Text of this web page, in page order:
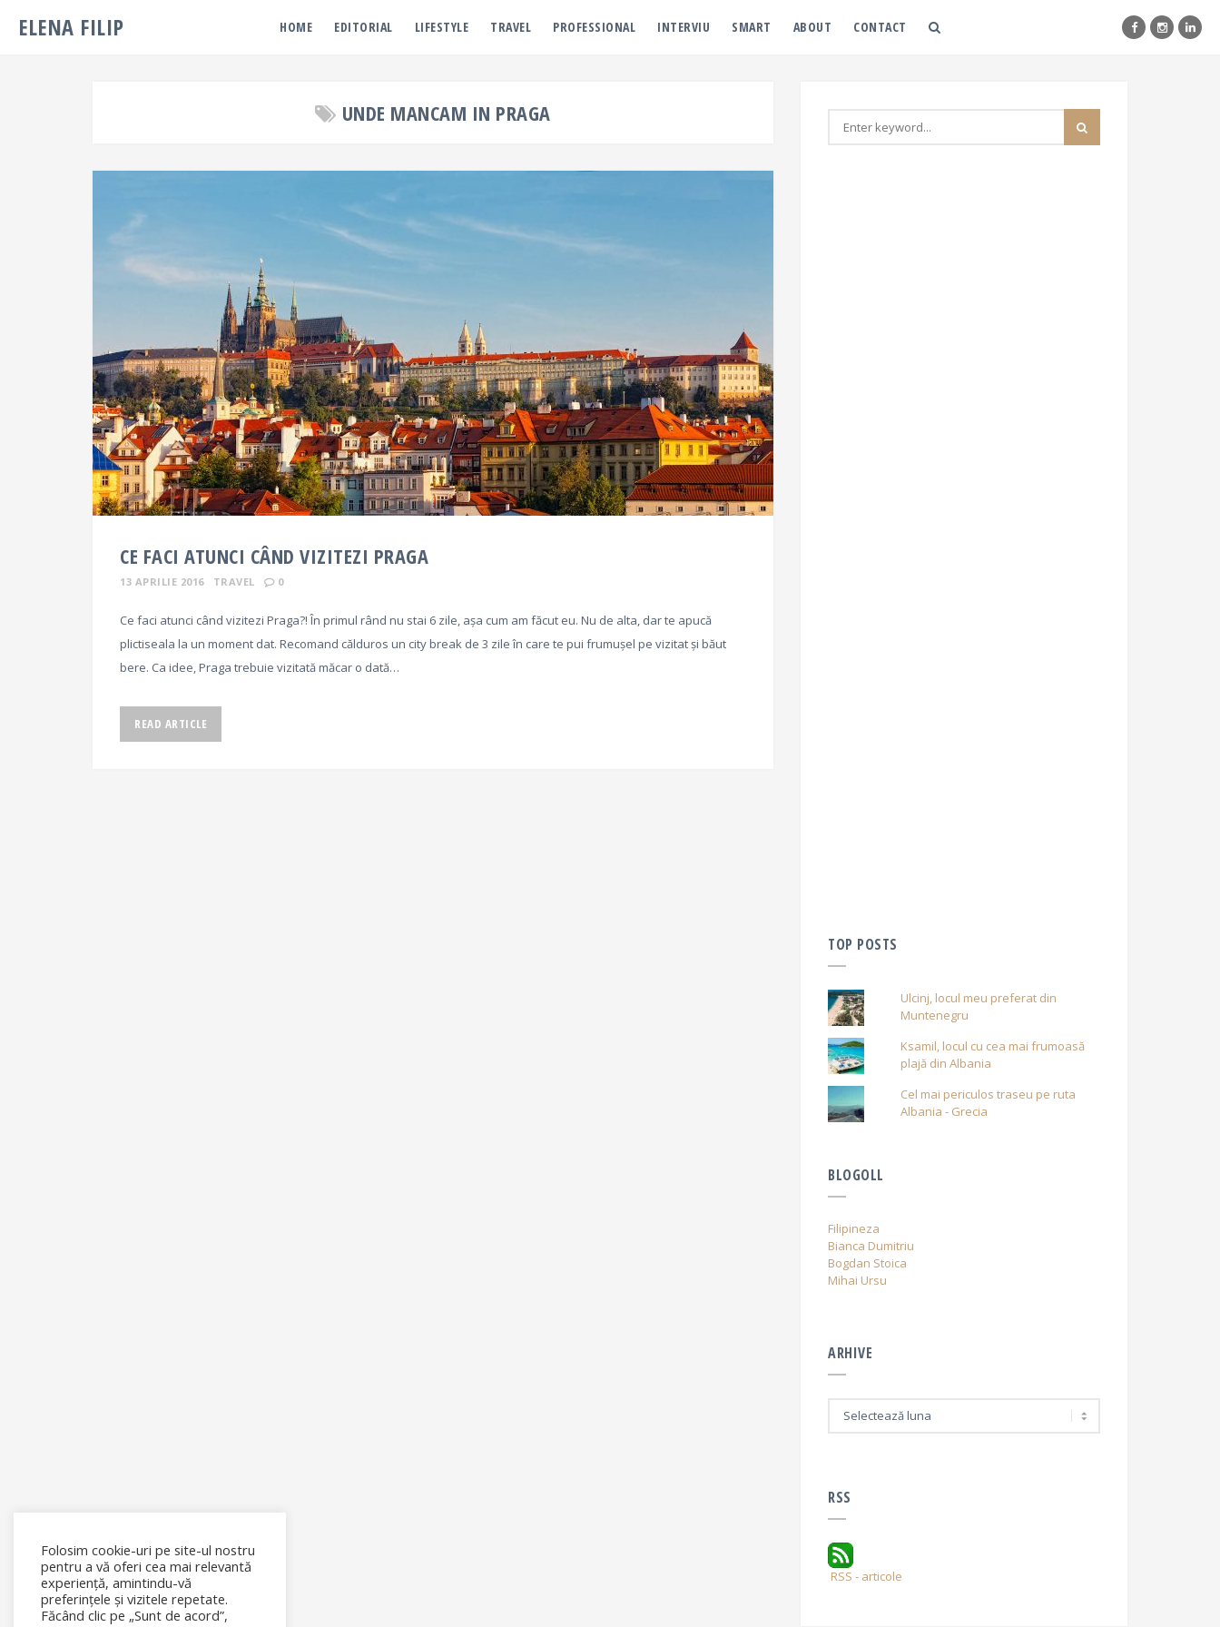
ELENA FILIP HOME EDITORIAL LIFESTYLE TRAVEL PROFESSIONAL INTERVIU SMART ABOUT CONTACT
UNDE MANCAM IN PRAGA
CE FACI ATUNCI CÂND VIZITEZI PRAGA
13 APRILIE 2016 TRAVEL 0
Ce faci atunci când vizitezi Praga?! În primul rând nu stai 6 zile, așa cum am făcut eu. Nu de alta, dar te apucă
plictiseala la un moment dat. Recomand călduros un city break de 3 zile în care te pui frumușel pe vizitat și băut
bere. Ca idee, Praga trebuie vizitată măcar o dată…
READ ARTICLE
TOP POSTS
Ulcinj, locul meu preferat din
Muntenegru
Ksamil, locul cu cea mai frumoasă
plajă din Albania
Cel mai periculos traseu pe ruta
Albania - Grecia
BLOGOLL
Filipineza
Bianca Dumitriu
Bogdan Stoica
Mihai Ursu
ARHIVE
RSS
RSS - articole
Folosim cookie-uri pe site-ul nostru
pentru a vă oferi cea mai relevantă
experiență, amintindu-vă
preferințele și vizitele repetate.
Făcând clic pe „Sunt de acord”,